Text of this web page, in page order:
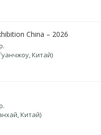
China – 2026
Китай)
Китай)